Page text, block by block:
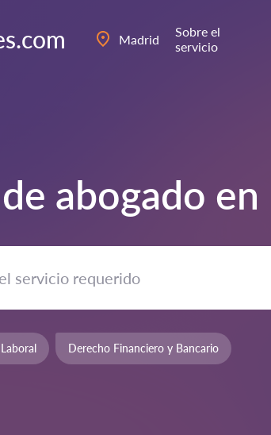
Madrid
Sobre el
servicio
abogado en
Derecho Financiero y Bancario